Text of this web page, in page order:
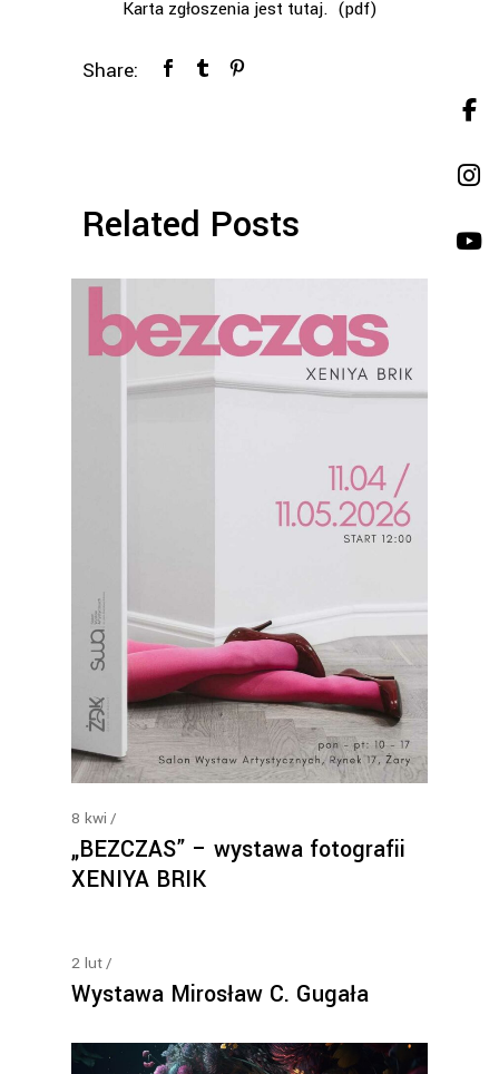
Karta zgłoszenia jest tutaj. (pdf)
Share:
Related Posts
8 kwi
„BEZCZAS” – wystawa fotografii
XENIYA BRIK
2 lut
Wystawa Mirosław C. Gugała